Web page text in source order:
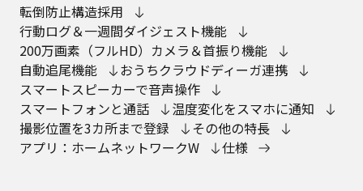
転倒防止構造採用
行動ログ＆一週間ダイジェスト機能
200万画素（フルHD）カメラ＆首振り機能
自動追尾機能
おうちクラウドディーガ連携
スマートスピーカーで音声操作
スマートフォンと通話
温度変化をスマホに通知
撮影位置を3カ所まで登録
その他の特長
アプリ：ホームネットワークW
仕様